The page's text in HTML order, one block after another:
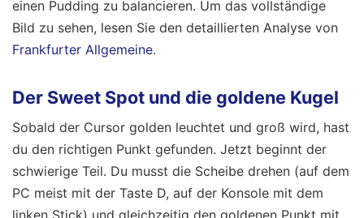
einen Pudding zu balancieren. Um das vollständige
Bild zu sehen, lesen Sie den detaillierten Analyse von
Frankfurter Allgemeine.
Der Sweet Spot und die goldene Kugel
Sobald der Cursor golden leuchtet und groß wird, hast
du den richtigen Punkt gefunden. Jetzt beginnt der
schwierige Teil. Du musst die Scheibe drehen (auf dem
PC meist mit der Taste D, auf der Konsole mit dem